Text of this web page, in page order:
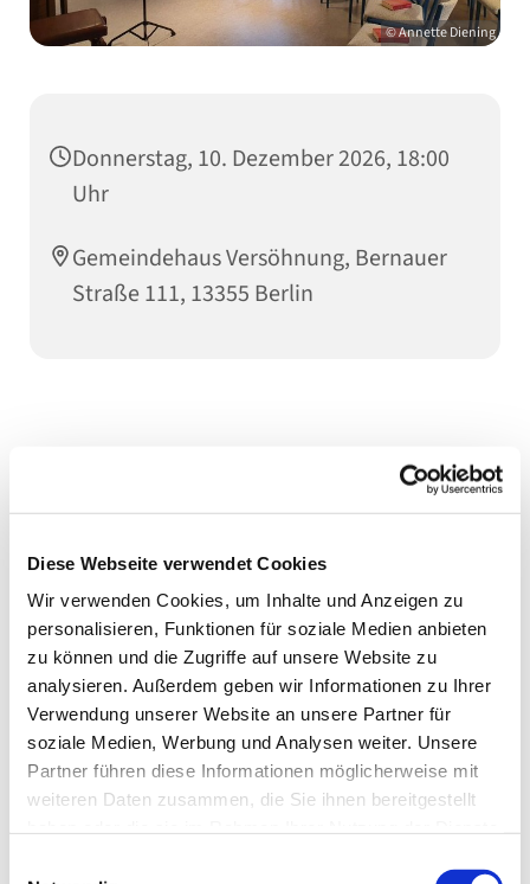
Diese Webseite verwendet Cookies
Wir verwenden Cookies, um Inhalte und Anzeigen zu
personalisieren, Funktionen für soziale Medien anbieten
zu können und die Zugriffe auf unsere Website zu
analysieren. Außerdem geben wir Informationen zu Ihrer
Verwendung unserer Website an unsere Partner für
soziale Medien, Werbung und Analysen weiter. Unsere
Partner führen diese Informationen möglicherweise mit
weiteren Daten zusammen, die Sie ihnen bereitgestellt
© Annette Diening
Donnerstag, 10. Dezember 2026, 18:00
Uhr
Gemeindehaus Versöhnung, Bernauer
Straße 111, 13355 Berlin